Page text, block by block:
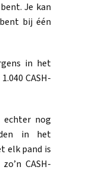
Je kan
bij één
in het
CASH-
echter nog
in het
elk pand is
CASH-